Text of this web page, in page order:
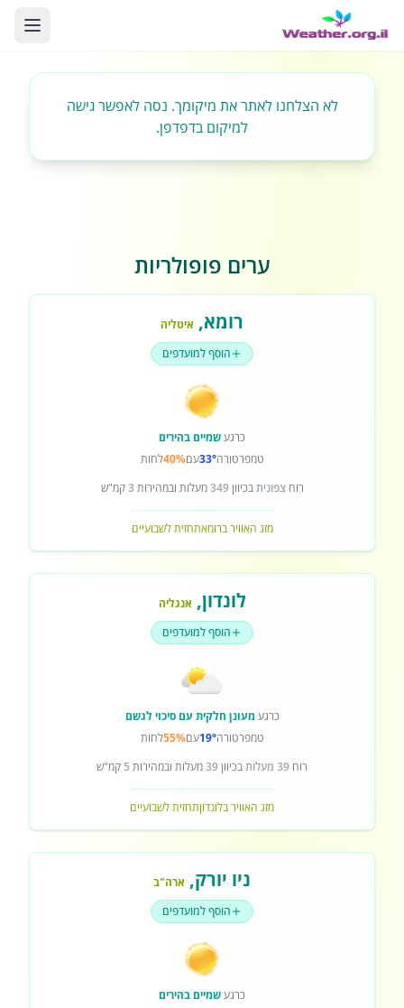
לא הצלחנו לאתר את מיקומך. נסה לאפשר גישה
למיקום בדפדפן.
ערים פופולריות
רומא, איטליה
הוסף למועדפים
כרגעשמיים בהירים
טמפרטורה33°עם40%לחות
רוחצפוניתבכיוון349מעלות ובמהירות 3קמ"ש
מזג האוויר ברומאתחזית לשבועיים
לונדון, אנגליה
הוסף למועדפים
כרגעמעונן חלקית עם סיכוי לגשם
טמפרטורה19°עם55%לחות
רוח 39 מעלות בכיוון39מעלות ובמהירות 5 קמ"ש
מזג האוויר בלונדוןתחזית לשבועיים
ניו יורק, ארה"ב
הוסף למועדפים
כרגעשמיים בהירים